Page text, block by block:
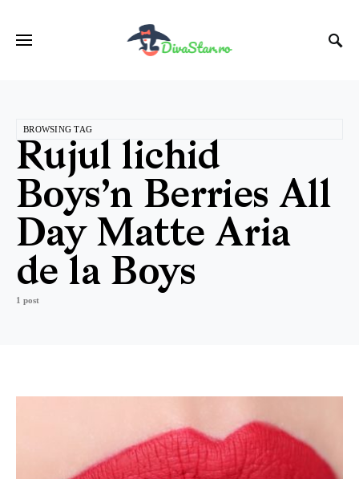
BROWSING TAG
Rujul lichid
Boys’n Berries All
Day Matte Aria
de la Boys
1 post